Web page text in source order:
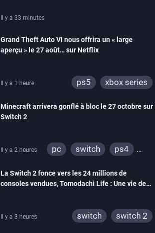
Il y a 33 minutes
Grand Theft Auto VI nous offrira un « large
aperçu » le 27 août… sur Netflix
Il y a 1 heure ps5 xbox series
Minecraft arrivera gonflé à bloc le 27 octobre sur
Switch 2
Il y a 2 heures pc switch
ps4
wiiu
3ds
ps3
xbox 360
switch 2
La Switch 2 fonce vers les 24 millions de
consoles vendues, Tomodachi Life : Une vie de
Il y a 3 heures switch switch 2